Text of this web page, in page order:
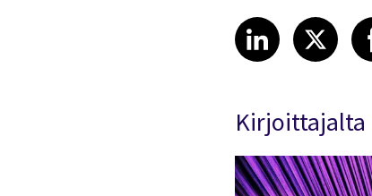
ShareShare
X
Kirjoittajalta